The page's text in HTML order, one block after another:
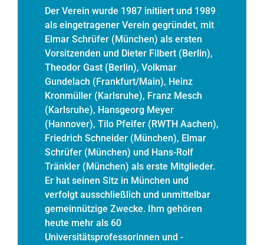
Der Verein wurde 1987 initiiert und 1989
als eingetragener Verein gegründet, mit
Elmar Schrüfer (München) als ersten
Vorsitzenden und Dieter Filbert (Berlin),
Theodor Gast (Berlin), Volkmar
Gundelach (Frankfurt/Main), Heinz
Kronmüller (Karlsruhe), Franz Mesch
(Karlsruhe), Hansgeorg Meyer
(Hannover), Tilo Pfeifer (RWTH Aachen),
Friedrich Schneider (München), Elmar
Schrüfer (München) und Hans-Rolf
Tränkler (München) als erste Mitglieder.
Er hat seinen Sitz in München und
verfolgt ausschließlich und unmittelbar
gemeinnützige Zwecke. Ihm gehören
heute mehr als 60
Universitätsprofessorinnen und -